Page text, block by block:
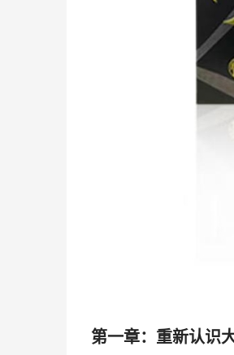
第一章：重新认识